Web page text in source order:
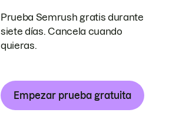
Prueba Semrush gratis durante
siete días. Cancela cuando
quieras.
Empezar prueba gratuita